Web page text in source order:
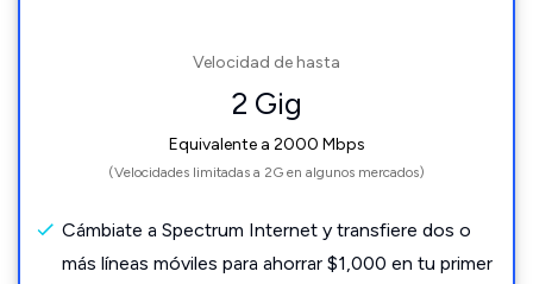
Velocidad de hasta
2 Gig
Equivalente a 2000 Mbps
(Velocidades limitadas a 2G en algunos mercados)
Cámbiate a Spectrum Internet y transfiere dos o
más líneas móviles para ahorrar $1,000 en tu primer